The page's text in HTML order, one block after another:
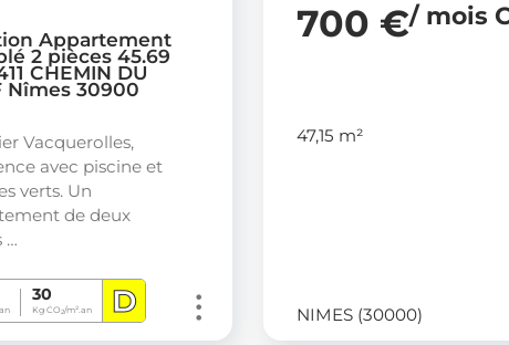
Appartement
2 pièces 45.69
CHEMIN DU
Nîmes 30900
Vacquerolles,
avec piscine et
verts. Un
de deux
…
30
Kg CO2/m².an D
700 €/ mois
47,15 m²
NIMES (30000)